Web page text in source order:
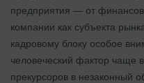
предприятия — от
компании как субъекта
кадровому блоку особое
человеческий фактор чаще
прекурсоров в незаконный